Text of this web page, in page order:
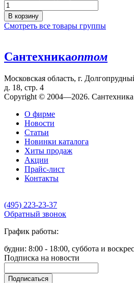
В корзину
Смотреть все товары группы
Сантехникаоптом
Московская область, г.
д. 18, стр. 4
Copyright © 2004—2026.
О фирме
Новости
Статьи
Новинки каталога
Хиты продаж
Акции
Прайс-лист
Контакты
(495) 223-23-37
Обратный звонок
График работы:
будни: 8:00 - 18:00, суббота и
Подписка на новости
Подписаться